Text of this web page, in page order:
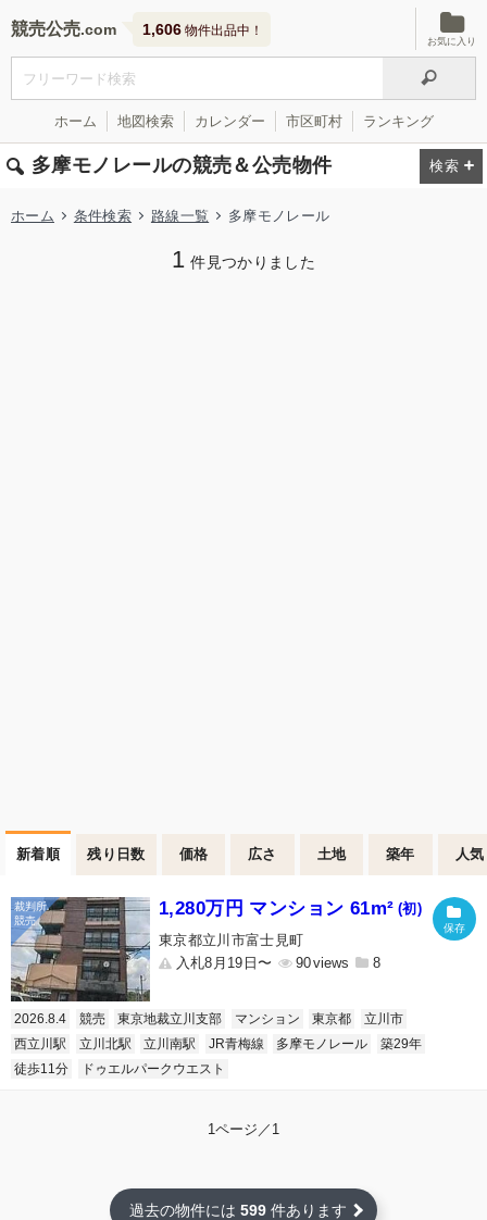
競売公売 1,606 物件出品中！
お気に入り
ホーム 地図検索 カレンダー 市区町村 ランキング
多摩モノレールの競売＆公売物件
ホーム 条件検索 路線一覧 多摩モノレール
1 件見つかりました
新着順 残り日数 価格 広さ 土地 築年 人気
1,280万円 マンション 61m² (初)
東京都立川市富士見町
入札8月19日〜
90 8
2026.8.4 競売 東京地裁立川支部 マンション 東京都
立川市
西立川駅
立川北駅 立川南駅 JR青梅線 多摩モノレール
築29年
徒歩11分
ドゥエルパークウエスト
1ページ／1
過去の物件には 599 件あります